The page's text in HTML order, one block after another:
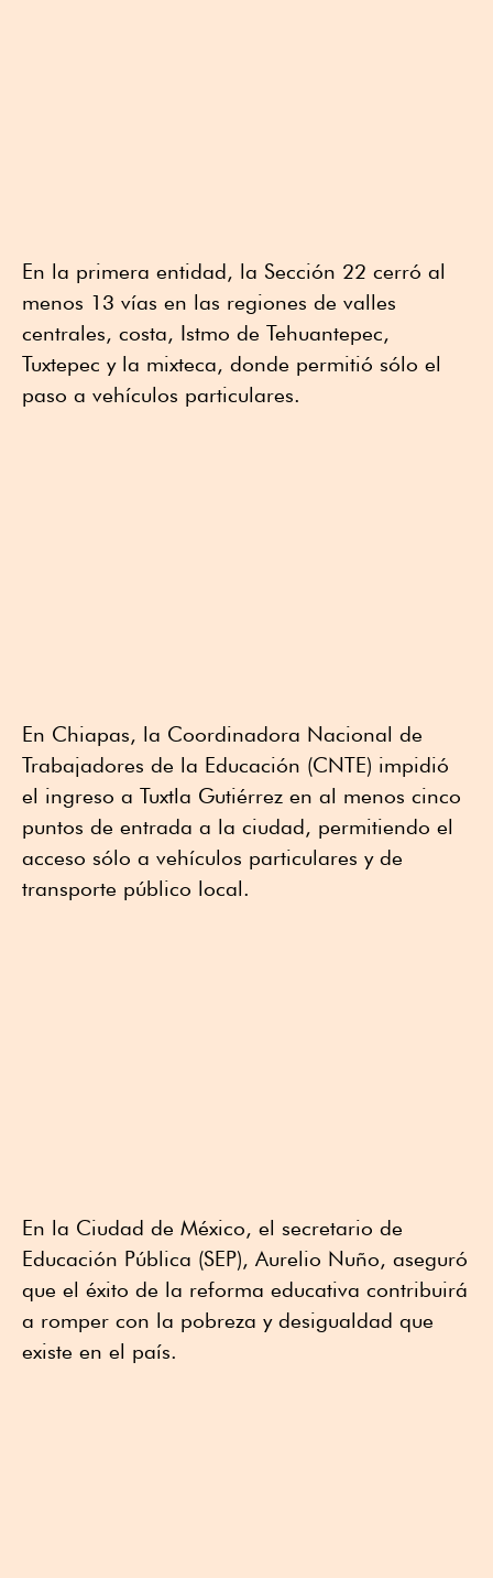
En la primera entidad, la Sección 22 cerró al
menos 13 vías en las regiones de valles
centrales, costa, Istmo de Tehuantepec,
Tuxtepec y la mixteca, donde permitió sólo el
paso a vehículos particulares.
En Chiapas, la Coordinadora Nacional de
Trabajadores de la Educación (CNTE) impidió
el ingreso a Tuxtla Gutiérrez en al menos cinco
puntos de entrada a la ciudad, permitiendo el
acceso sólo a vehículos particulares y de
transporte público local.
En la Ciudad de México, el secretario de
Educación Pública (SEP), Aurelio Nuño, aseguró
que el éxito de la reforma educativa contribuirá
a romper con la pobreza y desigualdad que
existe en el país.